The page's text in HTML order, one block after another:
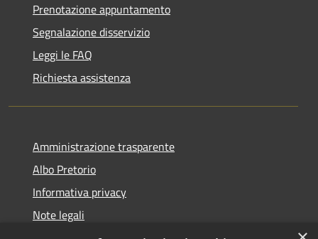
Prenotazione appuntamento
Segnalazione disservizio
Leggi le FAQ
Richiesta assistenza
Amministrazione trasparente
Albo Pretorio
Informativa privacy
Note legali